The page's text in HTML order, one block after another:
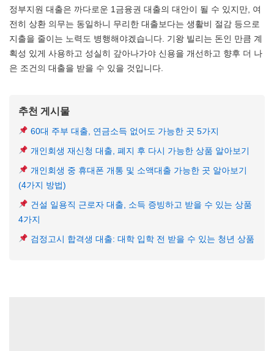
정부지원 대출은 까다로운 1금융권 대출의 대안이 될 수 있지만, 여
전히 상환 의무는 동일하니 무리한 대출보다는 생활비 절감 등으로
지출을 줄이는 노력도 병행해야겠습니다. 기왕 빌리는 돈인 만큼 계
획성 있게 사용하고 성실히 갚아나가야 신용을 개선하고 향후 더 나
은 조건의 대출을 받을 수 있을 것입니다.
추천 게시물
60대 주부 대출, 연금소득 없어도 가능한 곳 5가지
개인회생 재신청 대출, 폐지 후 다시 가능한 상품 알아보기
개인회생 중 휴대폰 개통 및 소액대출 가능한 곳 알아보기
(4가지 방법)
건설 일용직 근로자 대출, 소득 증빙하고 받을 수 있는 상품
4가지
검정고시 합격생 대출: 대학 입학 전 받을 수 있는 청년 상품